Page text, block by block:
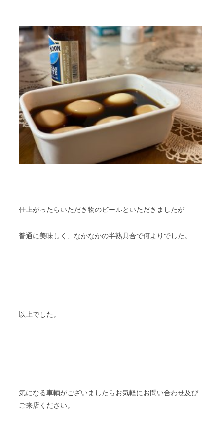
仕上がったらいただき物のビールといただきましたが
普通に美味しく、なかなかの半熟具合で何よりでした。
以上でした。
気になる車輌がございましたらお気軽にお問い合わせ及び
ご来店ください。